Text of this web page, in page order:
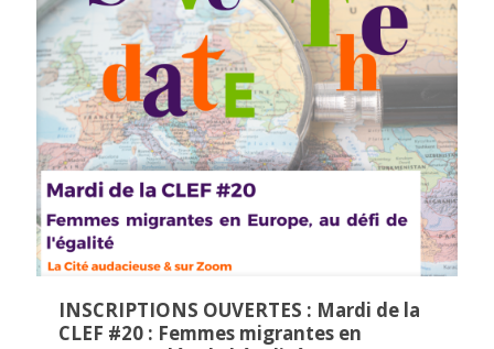
INSCRIPTIONS OUVERTES : Mardi de la
CLEF #20 : Femmes migrantes en